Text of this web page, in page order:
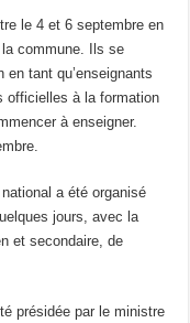
le 4 et 6 septembre en
commune. Ils se
tant qu’enseignants
officielles à la formation
à enseigner.
a été organisé
jours, avec la
et secondaire, de
présidée par le ministre